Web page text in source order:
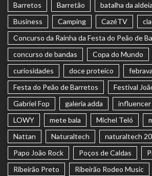
Barretos Barretão batalha da aldeia
Business
Camping CazéTV
Concurso da Rainha da Festa do Peão de
concurso de bandas
Copa do Mundo
curiosidades
doce proteico
Festa do Peão de Barretos
Festival
Gabriel Fop
galeria adda influencer
LOWY
mete bala Michel Teló
Nattan
Naturaltech naturaltech
Papo João Rock
Poços de Caldas
Ribeirão Preto
Ribeirão Rodeo Music